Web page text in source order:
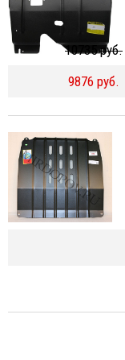
10735 руб.
9876 руб.